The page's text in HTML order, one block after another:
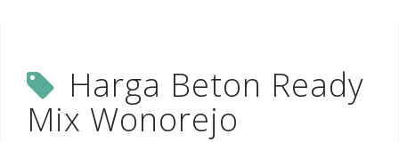
Harga Beton Ready
Mix Wonorejo